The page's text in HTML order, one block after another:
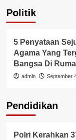
Politik
Politik
5 Penyataan
Agama Yang
Bangsa Di
admin September
Pendidikan
Pendidikan
Polri Kerahkan